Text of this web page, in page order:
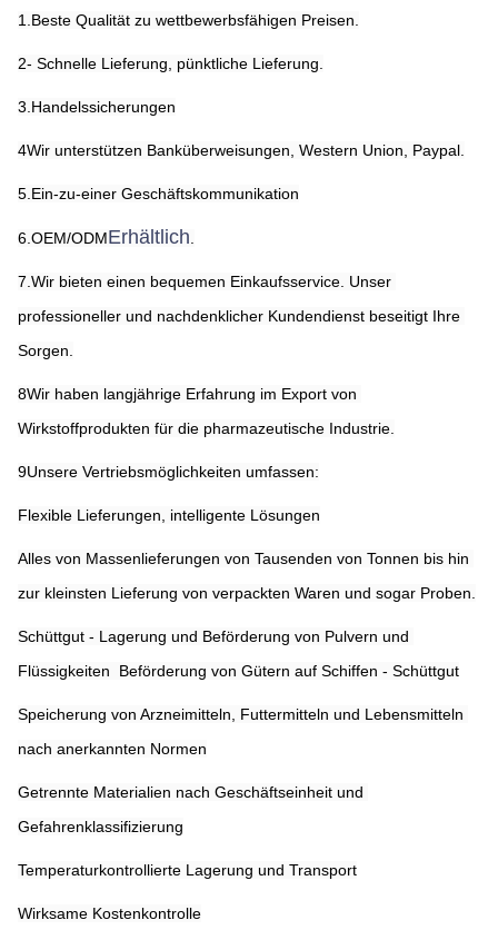
1.Beste Qualität zu wettbewerbsfähigen Preisen.
2- Schnelle Lieferung, pünktliche Lieferung.
3.Handelssicherungen
4Wir unterstützen Banküberweisungen, Western Union, Paypal.
5.Ein-zu-einer Geschäftskommunikation
6.OEM/ODMErhältlich
7.Wir bieten einen bequemen Einkaufsservice. Unser
professioneller und nachdenklicher Kundendienst beseitigt Ihre
Sorgen.
8Wir haben langjährige Erfahrung im Export von
Wirkstoffprodukten für die pharmazeutische Industrie.
9Unsere Vertriebsmöglichkeiten umfassen:
Flexible Lieferungen, intelligente Lösungen
Alles von Massenlieferungen von Tausenden von Tonnen bis hin
zur kleinsten Lieferung von verpackten Waren und sogar Proben.
Schüttgut - Lagerung und Beförderung von Pulvern und
Flüssigkeiten ️ Beförderung von Gütern auf Schiffen - Schüttgut
Speicherung von Arzneimitteln, Futtermitteln und Lebensmitteln
nach anerkannten Normen
Getrennte Materialien nach Geschäftseinheit und
Gefahrenklassifizierung
Temperaturkontrollierte Lagerung und Transport
Wirksame Kostenkontrolle